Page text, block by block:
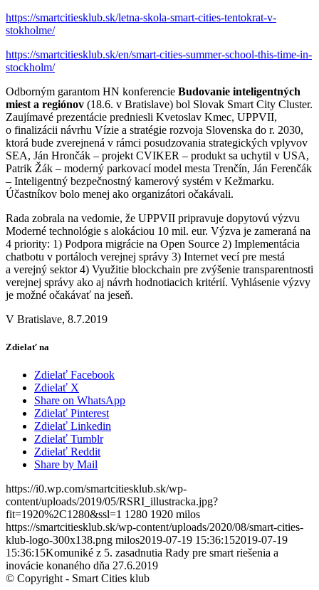
https://smartcitiesklub.sk/letna-skola-smart-cities-tentokrat-v-
stokholme/
https://smartcitiesklub.sk/en/smart-cities-summer-school-this-time-in-
stockholm/
Odborným garantom HN konferencie Budovanie inteligentných
miest a regiónov (18.6. v Bratislave) bol Slovak Smart City Cluster.
Zaujímavé prezentácie predniesli Kvetoslav Kmec, UPPVII,
o finalizácii návrhu Vízie a stratégie rozvoja Slovenska do r. 2030,
ktorá bude zverejnená v rámci posudzovania strategických vplyvov
SEA, Ján Hrončák – projekt CVIKER – produkt sa uchytil v USA,
Patrik Žák – moderný parkovací model mesta Trenčín, Ján Ferenčák
– Inteligentný bezpečnostný kamerový systém v Kežmarku.
Účastníkov bolo menej ako organizátori očakávali.
Rada zobrala na vedomie, že UPPVII pripravuje dopytovú výzvu
Moderné technológie s alokáciou 10 mil. eur. Výzva je zameraná na
4 priority: 1) Podpora migrácie na Open Source 2) Implementácia
chatbotu v portáloch verejnej správy 3) Internet vecí pre mestá
a verejný sektor 4) Využitie blockchain pre zvýšenie transparentnosti
verejnej správy ako aj návrh hodnotiacich kritérií. Vyhlásenie výzvy
je možné očakávať na jeseň.
V Bratislave, 8.7.2019
Zdielať na
Zdielať Facebook
Zdielať X
Share on WhatsApp
Zdielať Pinterest
Zdielať Linkedin
Zdielať Tumblr
Zdielať Reddit
Share by Mail
https://i0.wp.com/smartcitiesklub.sk/wp-
content/uploads/2019/05/RSRI_illustracka.jpg?
fit=1920%2C1280&ssl=1 1280 1920 milos
https://smartcitiesklub.sk/wp-content/uploads/2020/08/smart-cities-
klub-logo-300x138.png milos2019-07-19 15:36:152019-07-19
15:36:15Komuniké z 5. zasadnutia Rady pre smart riešenia a
inovácie konaného dňa 27.6.2019
© Copyright - Smart Cities klub